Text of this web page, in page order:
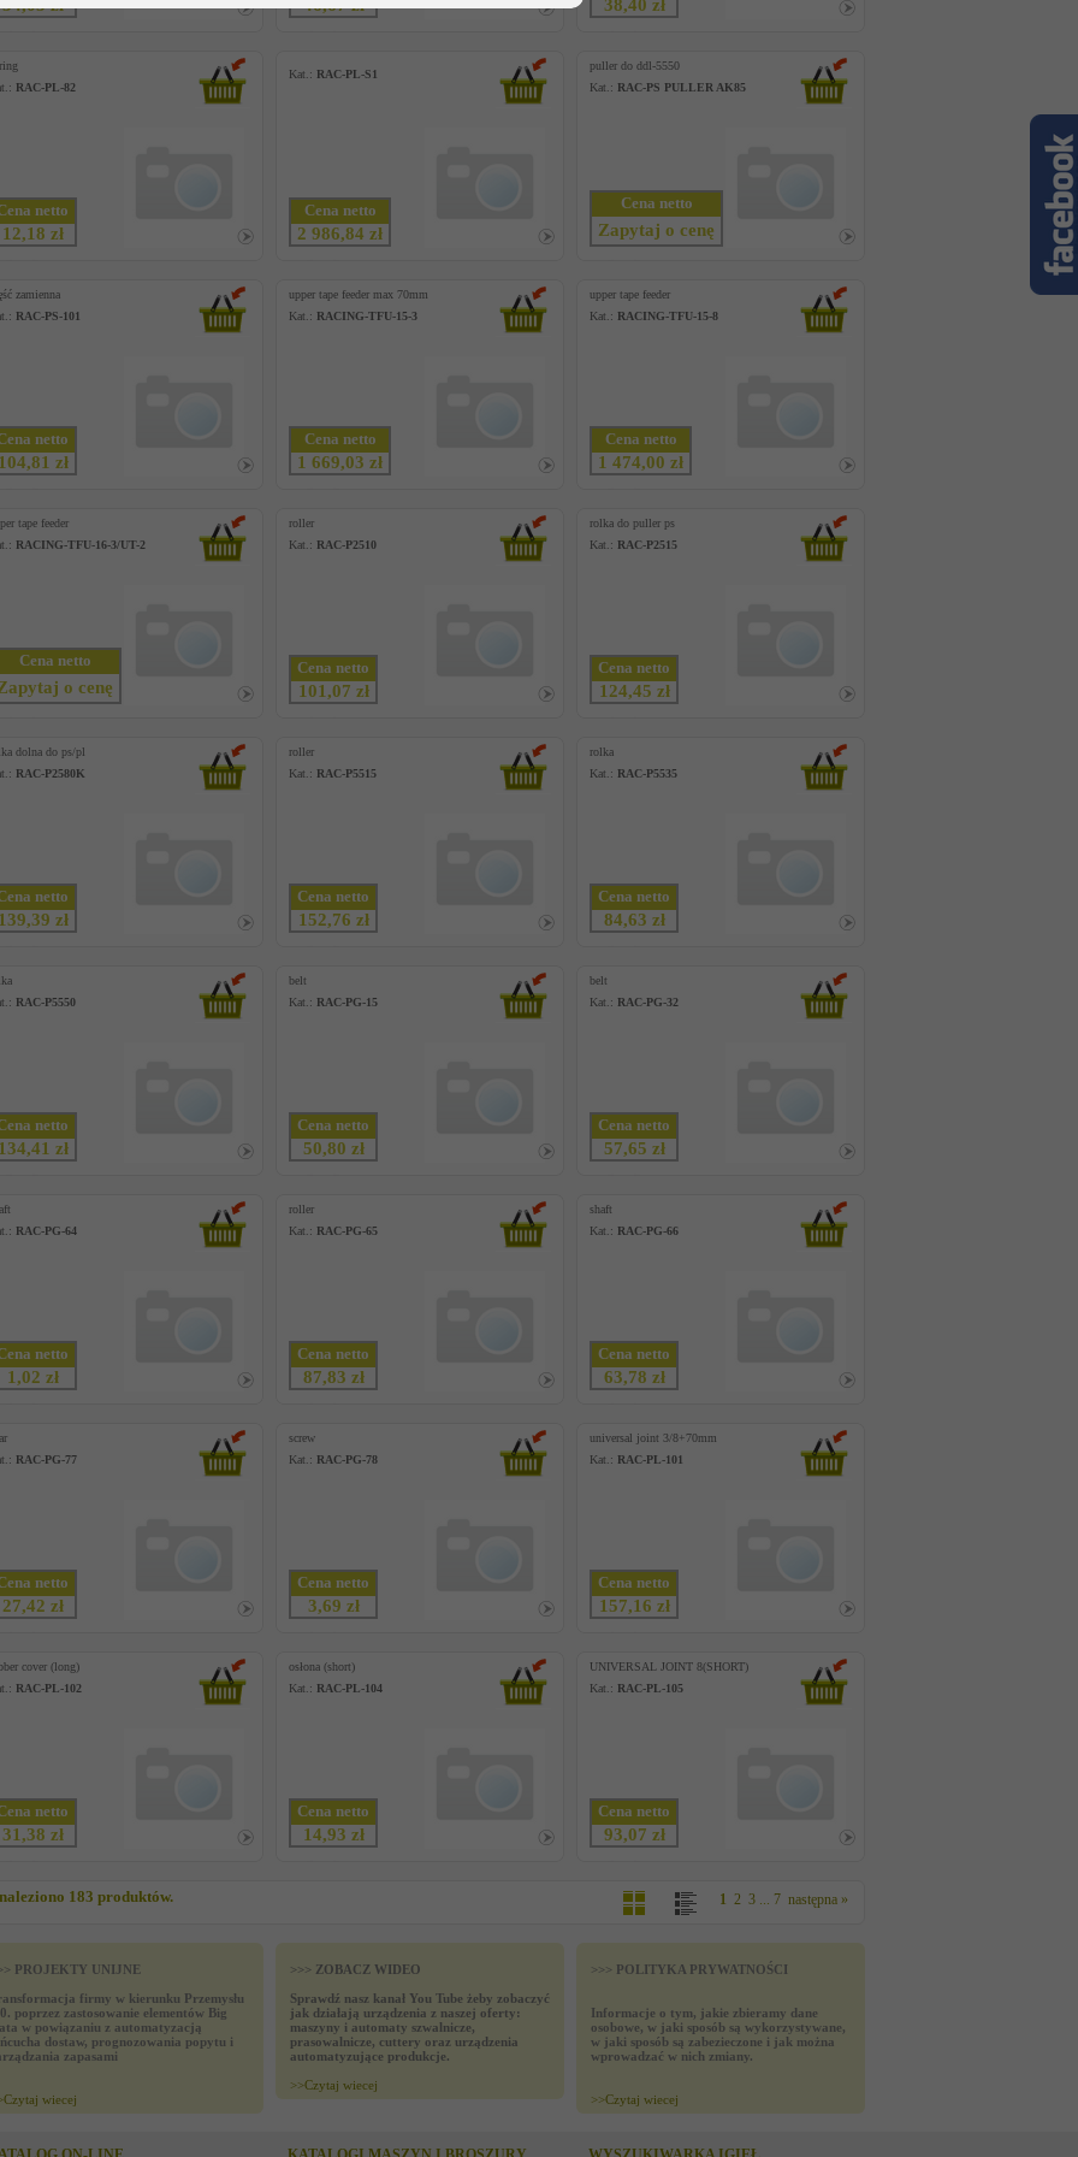
34,05 zł 46,67 zł 38,40 zł
RAC-PL-82
netto
12,18 zł
Kat.: RAC-PL-S1
Cena netto
2 986,84 zł
puller do ddl-5550
Kat.: RAC-PS PULLER AK85
Cena netto
Zapytaj o cenę
zamienna
RAC-PS-101
netto
104,81 zł
upper tape feeder max 70mm
Kat.: RACING-TFU-15-3
Cena netto
1 669,03 zł
upper tape feeder
Kat.: RACING-TFU-15-8
Cena netto
1 474,00 zł
tape feeder
RACING-TFU-16-3/UT-2
Cena netto
o cenę
roller
Kat.: RAC-P2510
Cena netto
101,07 zł
rolka do puller ps
Kat.: RAC-P2515
Cena netto
124,45 zł
dolna do ps/pl
RAC-P2580K
netto
139,39 zł
roller
Kat.: RAC-P5515
Cena netto
152,76 zł
rolka
Kat.: RAC-P5535
Cena netto
84,63 zł
RAC-P5550
netto
134,41 zł
belt
Kat.: RAC-PG-15
Cena netto
50,80 zł
belt
Kat.: RAC-PG-32
Cena netto
57,65 zł
RAC-PG-64
netto
1,02 zł
roller
Kat.: RAC-PG-65
Cena netto
87,83 zł
shaft
Kat.: RAC-PG-66
Cena netto
63,78 zł
RAC-PG-77
netto
27,42 zł
screw
Kat.: RAC-PG-78
Cena netto
3,69 zł
universal joint 3/8+70mm
Kat.: RAC-PL-101
Cena netto
157,16 zł
cover (long)
RAC-PL-102
netto
31,38 zł
osłona (short)
Kat.: RAC-PL-104
Cena netto
14,93 zł
UNIVERSAL JOINT 8(SHORT)
Kat.: RAC-PL-105
Cena netto
93,07 zł
183 produktów. 1 2 3 ... 7 następna »
PROJEKTY UNIJNE
firmy w kierunku Przemysłu
poprzez zastosowanie elementów Big
w powiązaniu z automatyzacją
dostaw, prognozowania popytu i
zapasami
Czytaj wiecej
>>> ZOBACZ WIDEO
Sprawdź nasz kanał You Tube żeby zobaczyć
jak działają urządzenia z naszej oferty:
maszyny i automaty szwalnicze,
prasowalnicze, cuttery oraz urządzenia
automatyzujące produkcje.
>>Czytaj wiecej
>>> POLITYKA PRYWATNOŚCI
Informacje o tym, jakie zbieramy dane
osobowe, w jaki sposób są wykorzystywane,
w jaki sposób są zabezieczone i jak można
wprowadzać w nich zmiany.
>>Czytaj wiecej